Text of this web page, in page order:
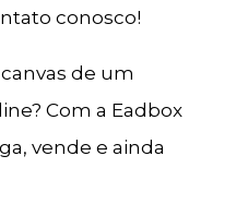
conosco!
de um
Com a Eadbox
vende e ainda